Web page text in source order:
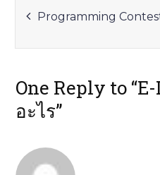
Post
Programming
One Reply to
อะไร”